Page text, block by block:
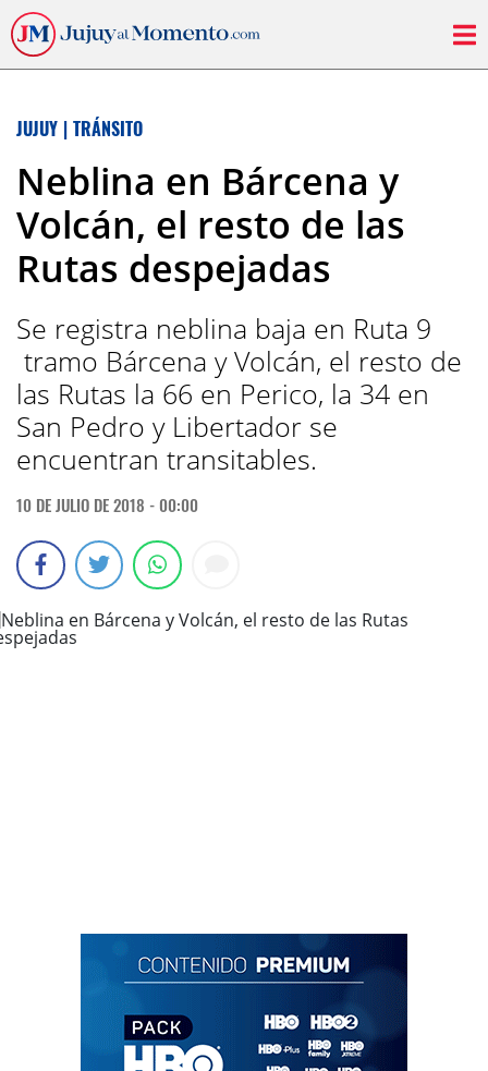
JUJUY | TRÁNSITO
Neblina en Bárcena y
Volcán, el resto de las
Rutas despejadas
Se registra neblina baja en Ruta 9
tramo Bárcena y Volcán, el resto de
las Rutas la 66 en Perico, la 34 en
San Pedro y Libertador se
encuentran transitables.
10 DE JULIO DE 2018 - 00:00